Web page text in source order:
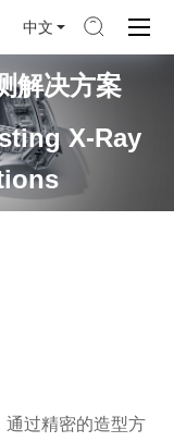
中文
解决方案
X-Ray
通过精密的造型方